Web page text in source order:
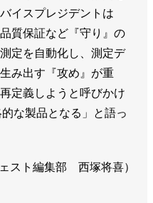
イスプレジデントは
質保証など『守り』の
定を自動化し、測定デ
み出す『攻め』が重
定義しようと呼びかけ
な製品となる」と語っ
スト編集部 西塚将喜）